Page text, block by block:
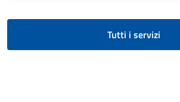
Tutti i servizi